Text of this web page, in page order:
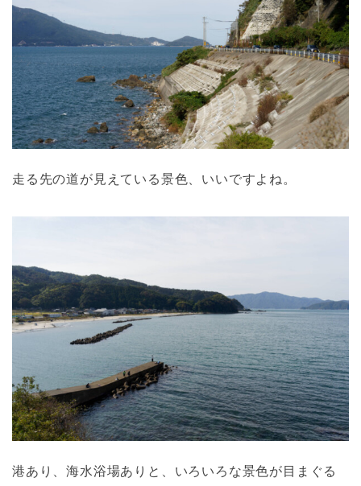
走る先の道が見えている景色、いいですよね。
港あり、海水浴場ありと、いろいろな景色が目まぐる